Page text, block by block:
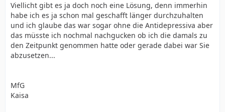
Viellicht gibt es ja doch noch eine Lösung, denn immerhin
habe ich es ja schon mal geschafft länger durchzuhalten
und ich glaube das war sogar ohne die Antidepressiva aber
das müsste ich nochmal nachgucken ob ich die damals zu
den Zeitpunkt genommen hatte oder gerade dabei war Sie
abzusetzen...
MfG
Kaisa